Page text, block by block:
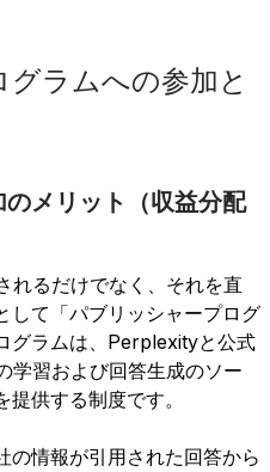
ラムへの参加と
メリット（収益分配
れるだけでなく、それを直
して「パブリッシャープログ
グラムは、Perplexityと公式
学習および回答生成のソー
供する制度です。
の情報が引用された回答から